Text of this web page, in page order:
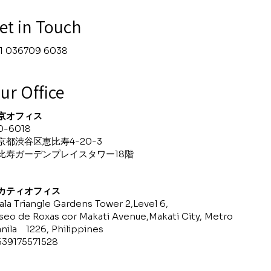
in Touch
036709 6038
Office
オフィス
6018
都渋谷区恵比寿4-20-3
寿ガーデンプレイスタワー18階
ティオフィス
Triangle Gardens Tower 2,Level 6,
de Roxas cor Makati Avenue,Makati City, Metro
1226, Philippines